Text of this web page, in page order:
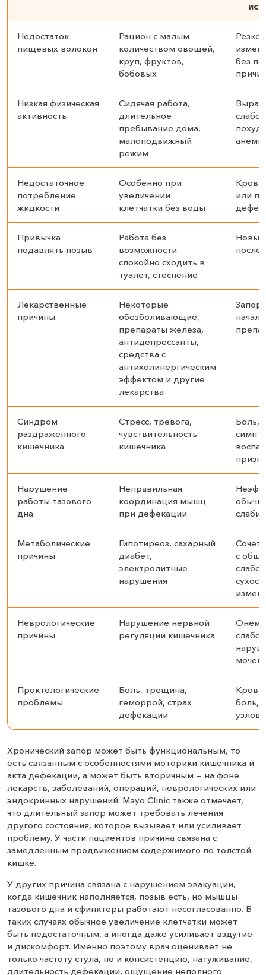
Недостаток
пищевых волокон
Рацион с малым
количеством овощей,
круп, фруктов,
бобовых
Резкое
без
Низкая физическая
активность
Сидячая работа,
длительное
пребывание дома,
малоподвижный
режим
Недостаточное
потребление
жидкости
Особенно при
увеличении
клетчатки без воды
Кровь
или
Привычка
подавлять позыв
Работа без
возможности
спокойно сходить в
туалет, стеснение
после
Лекарственные
причины
Некоторые
обезболивающие,
препараты железа,
антидепрессанты,
средства с
антихолинергическим
эффектом и другие
лекарства
Запор
Синдром
раздраженного
кишечника
Стресс, тревога,
чувствительность
кишечника
Боль,
Нарушение
работы тазового
дна
Неправильная
координация мышц
при дефекации
Метаболические
причины
Гипотиреоз, сахарный
диабет,
электролитные
нарушения
с
Неврологические
причины
Нарушение нервной
регуляции кишечника
Проктологические
проблемы
Боль, трещина,
геморрой, страх
дефекации
боль,
узлов
Хронический запор может быть функциональным, то
есть связанным с особенностями моторики кишечника и
акта дефекации, а может быть вторичным — на фоне
лекарств, заболеваний, операций, неврологических или
эндокринных нарушений. Mayo Clinic также отмечает,
что длительный запор может требовать лечения
другого состояния, которое вызывает или усиливает
проблему. У части пациентов причина связана с
замедленным продвижением содержимого по толстой
кишке.
У других причина связана с нарушением эвакуации,
когда кишечник наполняется, позыв есть, но мышцы
тазового дна и сфинктеры работают несогласованно. В
таких случаях обычное увеличение клетчатки может
быть недостаточным, а иногда даже усиливает вздутие
и дискомфорт. Именно поэтому врач оценивает не
только частоту стула, но и консистенцию, натуживание,
длительность дефекации, ощущение неполного